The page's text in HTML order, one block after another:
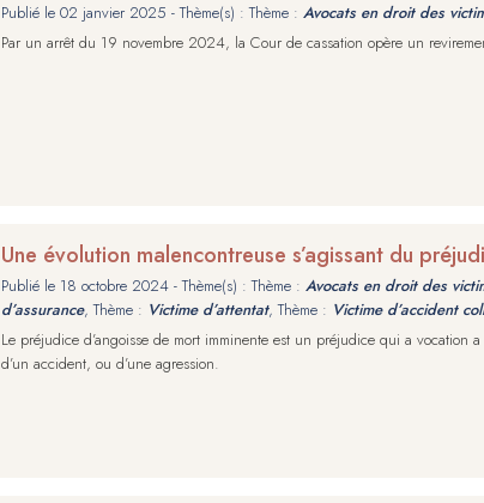
Publié le 02 janvier 2025 - Thème(s) : Thème : Avocats en droit des
Par un arrêt du 19 novembre 2024, la Cour de cassation opère un
Une évolution malencontreuse s’agissant du
Publié le 18 octobre 2024- Thème(s) : Thème : Avocats en droit des
d’assurance, Thème : Victime d’attentat, Thème : Victime d’accident
Le préjudice d’angoisse de mort imminente est un préjudice qui a
d’un accident, ou d’une agression.